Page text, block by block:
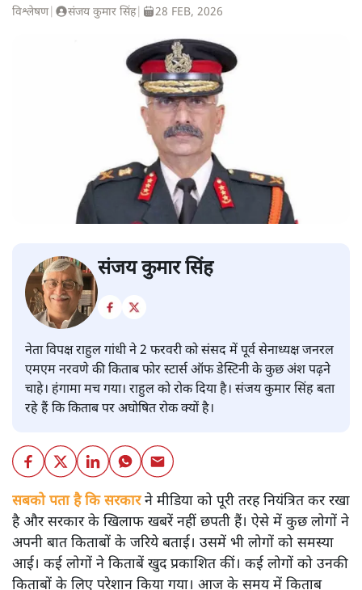
विश्लेषण| संजय कुमार सिंह| 28 FEB, 2026
संजय कुमार सिंह
नेता विपक्ष राहुल गांधी ने 2 फरवरी को संसद में पूर्व सेनाध्यक्ष जनरल
एमएम नरवणे की किताब फोर स्टार्स ऑफ डेस्टिनी के कुछ अंश पढ़ने
चाहे। हंगामा मच गया। राहुल को रोक दिया है। संजय कुमार सिंह बता
रहे हैं कि किताब पर अघोषित रोक क्यों है।
सबको पता है कि सरकारने मीडिया को पूरी तरह नियंत्रित कर रखा
है और सरकार के खिलाफ खबरें नहीं छपती हैं। ऐसे में कुछ लोगों ने
अपनी बात किताबों के जरिये बताई। उसमें भी लोगों को समस्या
आई। कई लोगों ने किताबें खुद प्रकाशित कीं। कई लोगों को उनकी
किताबों के लिए परेशान किया गया। आज के समय में किताब